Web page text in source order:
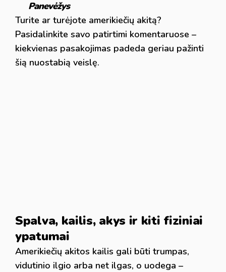
Panevėžys
Turite ar turėjote amerikiečių akitą?
Pasidalinkite savo patirtimi komentaruose –
kiekvienas pasakojimas padeda geriau pažinti
šią nuostabią veislę.
Spalva, kailis, akys ir kiti fiziniai
ypatumai
Amerikiečių akitos kailis gali būti trumpas,
vidutinio ilgio arba net ilgas, o uodega –